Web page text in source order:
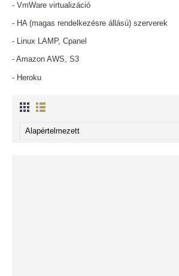
- VmWare virtualizáció
- HA (magas rendelkezésre állású) szerverek
- Linux LAMP, Cpanel
- Amazon AWS, S3
- Heroku